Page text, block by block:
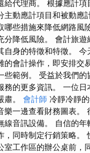
給代理商。 根據應計項
主動應計項目和被動應
哪些措施來降低網路風
分降低風險。 會計旅遊
自身的特徵和特徵。 今
的會計操作，即安排交
些範例。 受益於我們
務的更多資訊。 一位日
肅。 會計師 冷靜冷靜
樂一邊查看財務圖表。
線音訊設備。 自信的年
，同時制定行銷策略。
室工作區的辦公桌前，